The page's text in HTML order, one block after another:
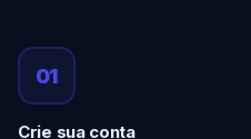
01
Crie sua conta